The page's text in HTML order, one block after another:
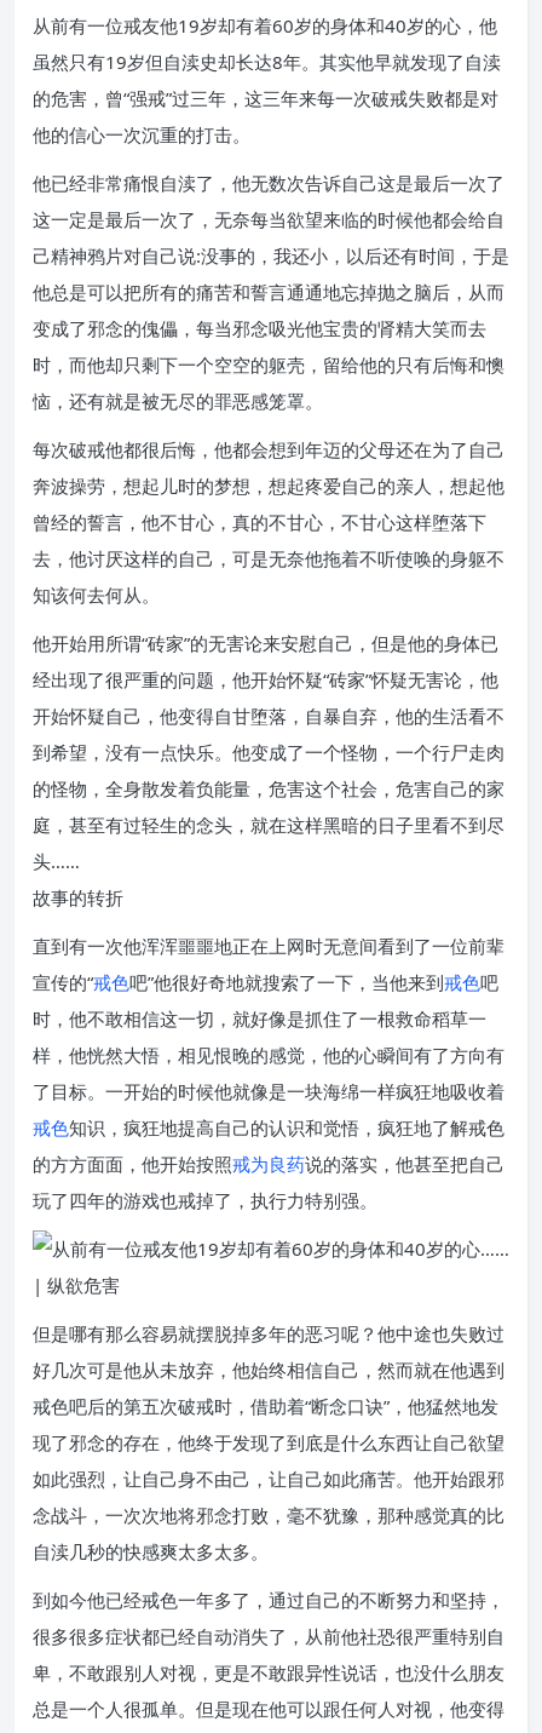
从前有一位戒友他19岁却有着60岁的身体和40岁的心，他
虽然只有19岁但自渎史却长达8年。其实他早就发现了自渎
的危害，曾“强戒”过三年，这三年来每一次破戒失败都是对
他的信心一次沉重的打击。
他已经非常痛恨自渎了，他无数次告诉自己这是最后一次了
这一定是最后一次了，无奈每当欲望来临的时候他都会给自
己精神鸦片对自己说:没事的，我还小，以后还有时间，于是
他总是可以把所有的痛苦和誓言通通地忘掉抛之脑后，从而
变成了邪念的傀儡，每当邪念吸光他宝贵的肾精大笑而去
时，而他却只剩下一个空空的躯壳，留给他的只有后悔和懊
恼，还有就是被无尽的罪恶感笼罩。
每次破戒他都很后悔，他都会想到年迈的父母还在为了自己
奔波操劳，想起儿时的梦想，想起疼爱自己的亲人，想起他
曾经的誓言，他不甘心，真的不甘心，不甘心这样堕落下
去，他讨厌这样的自己，可是无奈他拖着不听使唤的身躯不
知该何去何从。
他开始用所谓“砖家”的无害论来安慰自己，但是他的身体已
经出现了很严重的问题，他开始怀疑“砖家”怀疑无害论，他
开始怀疑自己，他变得自甘堕落，自暴自弃，他的生活看不
到希望，没有一点快乐。他变成了一个怪物，一个行尸走肉
的怪物，全身散发着负能量，危害这个社会，危害自己的家
庭，甚至有过轻生的念头，就在这样黑暗的日子里看不到尽
头……
故事的转折
直到有一次他浑浑噩噩地正在上网时无意间看到了一位前辈
宣传的“戒色吧”他很好奇地就搜索了一下，当他来到戒色吧
时，他不敢相信这一切，就好像是抓住了一根救命稻草一
样，他恍然大悟，相见恨晚的感觉，他的心瞬间有了方向有
了目标。一开始的时候他就像是一块海绵一样疯狂地吸收着
戒色知识，疯狂地提高自己的认识和觉悟，疯狂地了解戒色
的方方面面，他开始按照戒为良药说的落实，他甚至把自己
玩了四年的游戏也戒掉了，执行力特别强。
但是哪有那么容易就摆脱掉多年的恶习呢？他中途也失败过
好几次可是他从未放弃，他始终相信自己，然而就在他遇到
戒色吧后的第五次破戒时，借助着“断念口诀”，他猛然地发
现了邪念的存在，他终于发现了到底是什么东西让自己欲望
如此强烈，让自己身不由己，让自己如此痛苦。他开始跟邪
念战斗，一次次地将邪念打败，毫不犹豫，那种感觉真的比
自渎几秒的快感爽太多太多。
到如今他已经戒色一年多了，通过自己的不断努力和坚持，
很多很多症状都已经自动消失了，从前他社恐很严重特别自
卑，不敢跟别人对视，更是不敢跟异性说话，也没什么朋友
总是一个人很孤单。但是现在他可以跟任何人对视，他变得